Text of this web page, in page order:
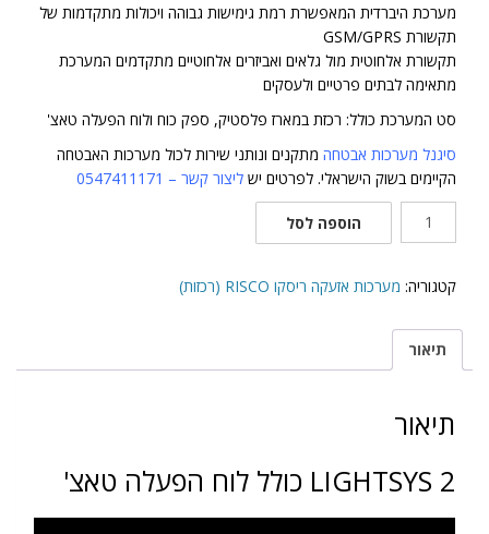
מערכת היברדית המאפשרת רמת גימישות גבוהה ויכולות מתקדמות של
תקשורת GSM/GPRS
תקשורת אלחוטית מול גלאים ואביזרים אלחוטיים מתקדמים המערכת
מתאימה לבתים פרטיים ולעסקים
סט המערכת כולל: רכזת במארז פלסטיק, ספק כוח ולוח הפעלה טאצ'
סיגנל מערכות אבטחה מתקנים ונותני שירות לכול מערכות האבטחה
הקיימים בשוק הישראלי. לפרטים יש ליצור קשר – 0547411171
כמות
2
לוח
הפעלה
הוספה לסל
קטגוריה: מערכות אזעקה ריסקו RISCO (רכזות)
תיאור
תיאור
LIGHTSYS 2 כולל לוח הפעלה טאצ'